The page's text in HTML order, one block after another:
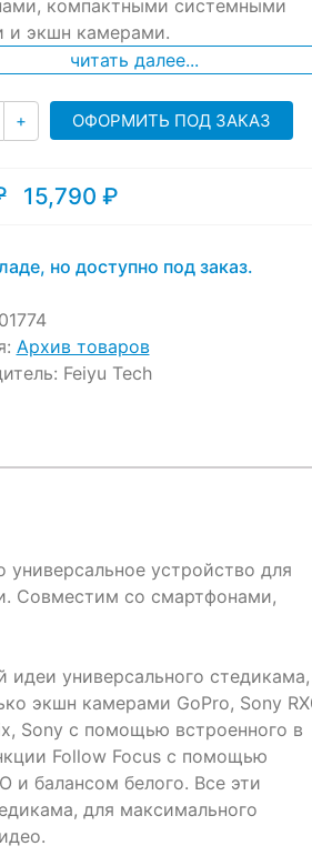
компактными системными
и экшн камерами.
читать далее...
+ ОФОРМИТЬ ПОД ЗАКАЗ
15,790 ₽
но доступно под заказ.
01774
Архив товаров
Feiyu Tech
устройство для
Совместим со смартфонами,
идеи универсального стедикама,
экшн камерами GoPro, Sony
Sony с помощью встроенного в
Follow Focus с помощью
и балансом белого. Все эти
для максимального